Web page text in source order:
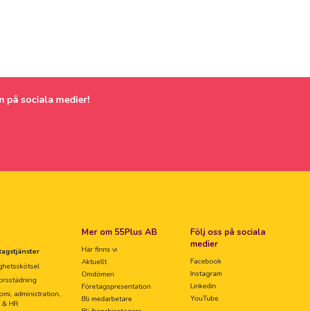
på sociala medier!
administration,
HR
Mer om 55Plus AB
Här finns vi
Aktuellt
Omdömen
Företagspresentation
Bli medarbetare
Följ oss på sociala
medier
Facebook
Instagram
Linkedin
YouTube